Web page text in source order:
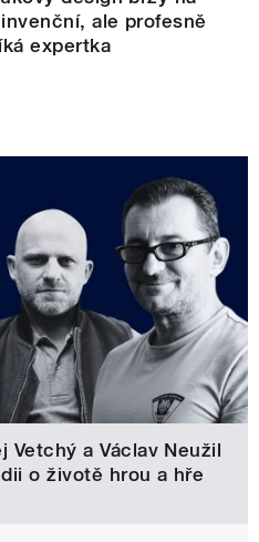
ale profesně
expertka
Vetchý a Václav Neužil
o životě hrou a hře